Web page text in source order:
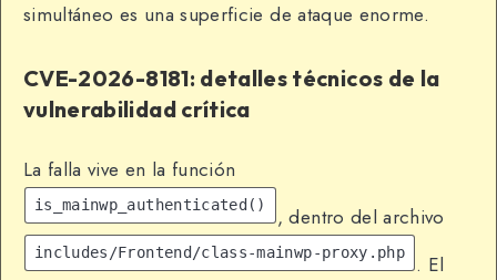
simultáneo es una superficie de ataque enorme.
CVE-2026-8181: detalles técnicos de la
vulnerabilidad crítica
La falla vive en la función
is_mainwp_authenticated() , dentro del archivo
includes/Frontend/class-mainwp-proxy.php
. El